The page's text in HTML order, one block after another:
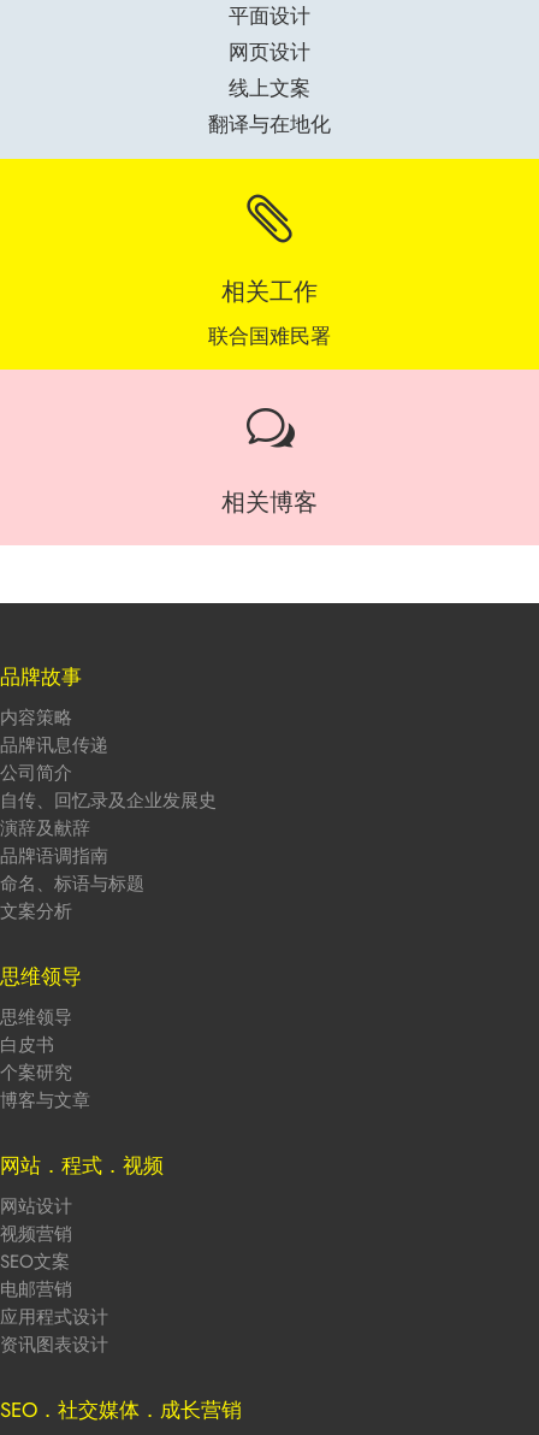
平面设计
网页设计
线上文案
翻译与在地化

相关工作
联合国难民署
w
相关博客
品牌故事
内容策略
品牌讯息传递
公司简介
自传、回忆录及企业发展史
演辞及献辞
品牌语调指南
命名、标语与标题
文案分析
思维领导
思维领导
白皮书
个案研究
博客与文章
网站．程式．视频
网站设计
视频营销
SEO文案
电邮营销
应用程式设计
资讯图表设计
SEO．社交媒体．成长营销